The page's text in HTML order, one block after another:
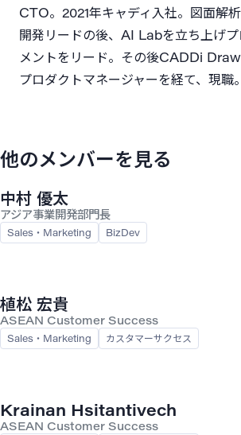
CTO。2021年キャディ入社。図面解
開発リードの後、AI Labを立ち上げ
メントをリード。その後CADDi
プロダクトマネージャーを経て、現職。
他のメンバーを見る
中村 優太
アジア事業開発部門長
Sales・Marketing BizDev
植松 宏貴
ASEAN Customer Success
Sales・Marketing カスタマーサクセス
Krainan Hsitantivech
ASEAN Customer Success